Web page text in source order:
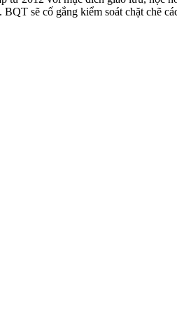
sẽ cố gắng kiểm soát chặt chẽ